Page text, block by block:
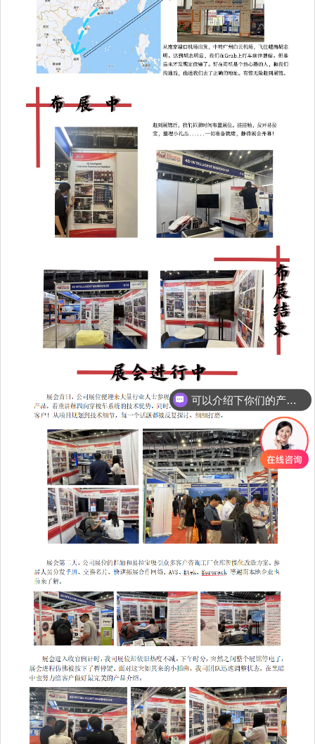
可以介绍下你们的产品么